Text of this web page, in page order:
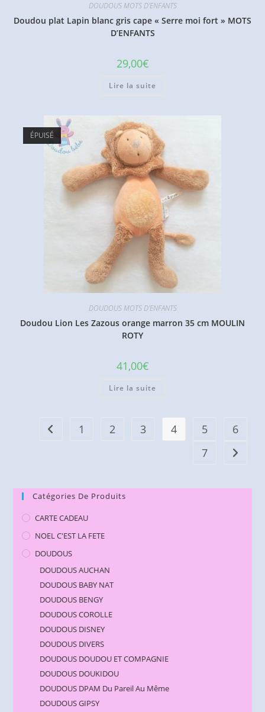
DOUDOUS MOTS D'ENFANTS
Doudou plat Lapin blanc gris cape « Serre moi fort » MOTS
D’ENFANTS
29,00€
Lire la suite
ÉPUISÉ
DOUDOUS MOTS D'ENFANTS
Doudou Lion Les Zazous orange marron 35 cm MOULIN
ROTY
41,00€
Lire la suite
1 2 3 4 5
6
7
Catégories De Produits
CARTE CADEAU
NOEL C'EST LA FETE
DOUDOUS
DOUDOUS AUCHAN
DOUDOUS BABY NAT
DOUDOUS BENGY
DOUDOUS COROLLE
DOUDOUS DISNEY
DOUDOUS DIVERS
DOUDOUS DOUDOU ET COMPAGNIE
DOUDOUS DOUKIDOU
DOUDOUS DPAM Du Pareil Au Même
DOUDOUS GIPSY